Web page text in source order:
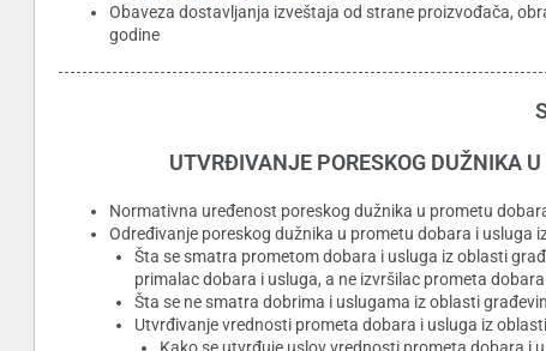
Obaveza dostavljanja izveštaja od strane proizvođača,
godine
UTVRĐIVANJE PORESKOG DUŽNIKA
Normativna uređenost poreskog dužnika u prometu
Određivanje poreskog dužnika u prometu dobara i usluga
Šta se smatra prometom dobara i usluga iz oblasti
primalac dobara i usluga, a ne izvršilac prometa
Šta se ne smatra dobrima i uslugama iz oblasti
Utvrđivanje vrednosti prometa dobara i usluga iz
Kako se utvrđuje uslov vrednosti prometa dobara i